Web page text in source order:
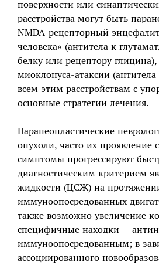
поверхности или
расстройства могут быть
NMDA-рецепторный
человека» (антитела к
белку или рецептору
миоклонуса-атаксии
всем этим расстройствам с
основные стратегии лечения.
Паранеопластические
опухоли, часто их проявление
симптомы прогрессируют
диагностическим критерием
жидкости (ЦСЖ) на
иммуноопосредованных
также возможно увеличение
специфичные находки —
иммуноопосредованным; в
ассоциированного